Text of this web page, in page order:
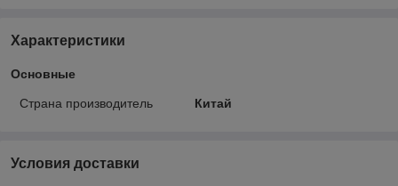
Характеристики
Основные
Страна производитель Китай
Условия доставки